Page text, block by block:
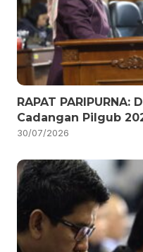
RAPAT
Cadangan Pilgub
30/07/2026